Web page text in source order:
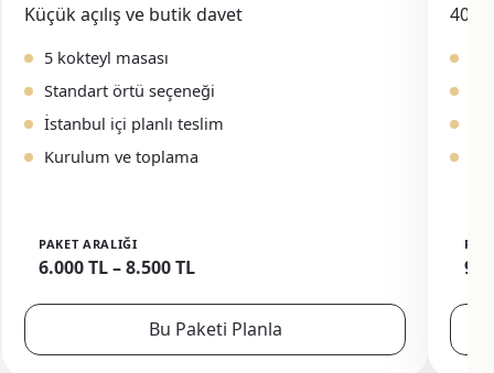
Küçük açılış ve butik davet
5 kokteyl masası
Standart örtü seçeneği
İstanbul içi planlı teslim
Kurulum ve toplama
PAKET ARALIĞI
6.000 TL – 8.500 TL
Bu Paketi Planla